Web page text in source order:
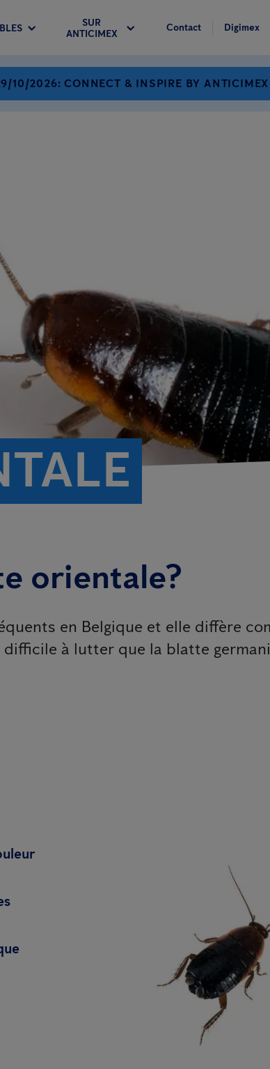
SUR
ANTICIMEX
Contact Digimex
10/2026: CONNECT & INSPIRE BY ANTICIMEX
orientale?
en Belgique et elle diffère
difficile à lutter que la blatte